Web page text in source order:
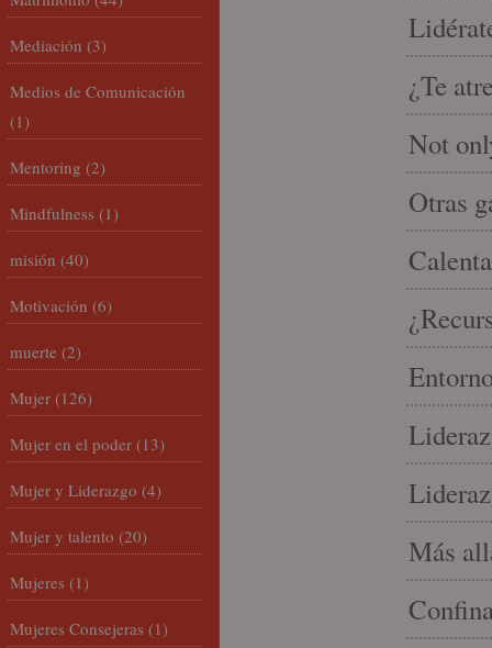
¿Te
Not
Otras
Más
Mediación (3)
Medios de Comunicación
(1)
Mentoring (2)
Mindfulness (1)
misión (40)
Motivación (6)
muerte (2)
Mujer (126)
Mujer en el poder (13)
Mujer y Liderazgo (4)
Mujer y talento (20)
Mujeres (1)
Mujeres Consejeras (1)